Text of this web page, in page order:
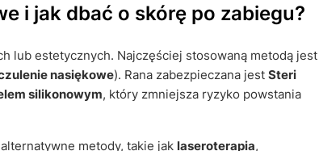
i jak dbać o skórę po zabiegu?
lub estetycznych. Najczęściej stosowaną metodą jest
nasiękowe). Rana zabezpieczana jest Steri
silikonowym, który zmniejsza ryzyko powstania
metody, takie jak laseroterapia,